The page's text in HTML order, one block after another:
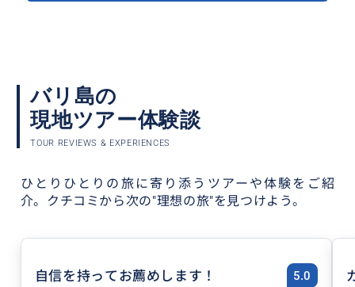
バリ島の
現地ツアー体験談
TOUR REVIEWS & EXPERIENCES
ひとりひとりの旅に寄り添うツアーや体験をご紹
介。 クチコミから次の"理想の旅"を見つけよう。
自信を持ってお薦めします！ 5.0